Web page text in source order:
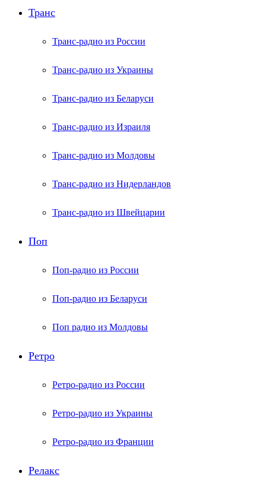
Транс
Транс-радио из России
Транс-радио из Украины
Транс-радио из Беларуси
Транс-радио из Израиля
Транс-радио из Молдовы
Транс-радио из Нидерландов
Транс-радио из Швейцарии
Поп
Поп-радио из России
Поп-радио из Беларуси
Поп радио из Молдовы
Ретро
Ретро-радио из России
Ретро-радио из Украины
Ретро-радио из Франции
Релакс